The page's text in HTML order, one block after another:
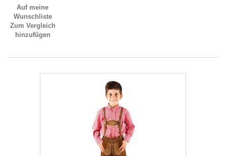
Auf meine
Wunschliste
Zum Vergleich
hinzufügen